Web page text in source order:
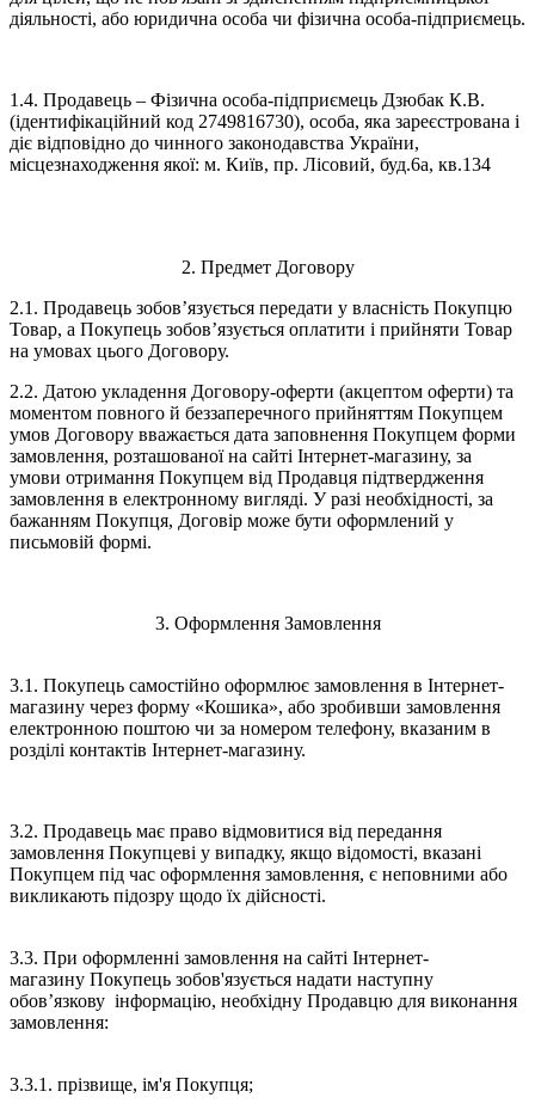
діяльності, або юридична особа чи фізична особа-підприємець.
1.4. Продавець – Фізична особа-підприємець Дзюбак К.В.
(ідентифікаційний код 2749816730), особа, яка зареєстрована і
діє відповідно до чинного законодавства України,
місцезнаходження якої: м. Київ, пр. Лісовий, буд.6а, кв.134
2. Предмет Договору
2.1. Продавець зобов’язується передати у власність Покупцю
Товар, а Покупець зобов’язується оплатити і прийняти Товар
на умовах цього Договору.
2.2. Датою укладення Договору-оферти (акцептом оферти) та
моментом повного й беззаперечного прийняттям Покупцем
умов Договору вважається дата заповнення Покупцем форми
замовлення, розташованої на сайті Інтернет-магазину, за
умови отримання Покупцем від Продавця підтвердження
замовлення в електронному вигляді. У разі необхідності, за
бажанням Покупця, Договір може бути оформлений у
письмовій формі.
3. Оформлення Замовлення
3.1. Покупець самостійно оформлює замовлення в Інтернет-
магазину через форму «Кошика», або зробивши замовлення
електронною поштою чи за номером телефону, вказаним в
розділі контактів Інтернет-магазину.
3.2. Продавець має право відмовитися від передання
замовлення Покупцеві у випадку, якщо відомості, вказані
Покупцем під час оформлення замовлення, є неповними або
викликають підозру щодо їх дійсності.
3.3. При оформленні замовлення на сайті Інтернет-
магазину Покупець зобов'язується надати наступну
обов’язкову інформацію, необхідну Продавцю для виконання
замовлення:
3.3.1. прізвище, ім'я Покупця;